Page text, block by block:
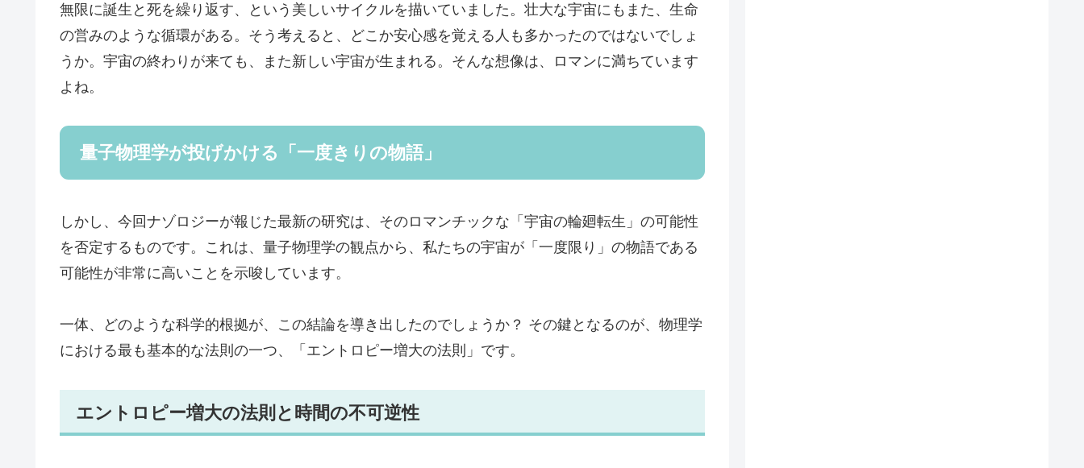
無限に誕生と死を繰り返す、という美しいサイクルを描いていました。壮大な宇宙にもまた、生命
の営みのような循環がある。そう考えると、どこか安心感を覚える人も多かったのではないでしょ
うか。宇宙の終わりが来ても、また新しい宇宙が生まれる。そんな想像は、ロマンに満ちています
よね。
量子物理学が投げかける「一度きりの物語」
しかし、今回ナゾロジーが報じた最新の研究は、そのロマンチックな「宇宙の輪廻転生」の可能性
を否定するものです。これは、量子物理学の観点から、私たちの宇宙が「一度限り」の物語である
可能性が非常に高いことを示唆しています。
一体、どのような科学的根拠が、この結論を導き出したのでしょうか？ その鍵となるのが、物理学
における最も基本的な法則の一つ、「エントロピー増大の法則」です。
エントロピー増大の法則と時間の不可逆性